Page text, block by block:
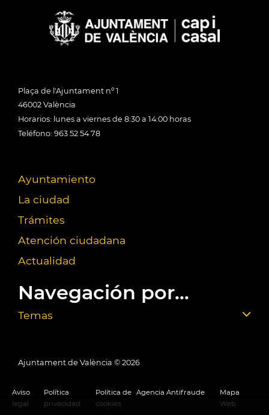
Plaça de l'Ajuntament nº 1
46002 València
Horarios: lunes a viernes de 8:30 a 14:00 horas
Teléfono: 963 52 54 78
Ayuntamiento
La ciudad
Trámites
Atención ciudadana
Actualidad
Navegación por...
Temas
Ajuntament de València © 2026
Aviso
legal
Política
privacidad
Política de
cookies
Agencia Antifraude
Mapa
Web